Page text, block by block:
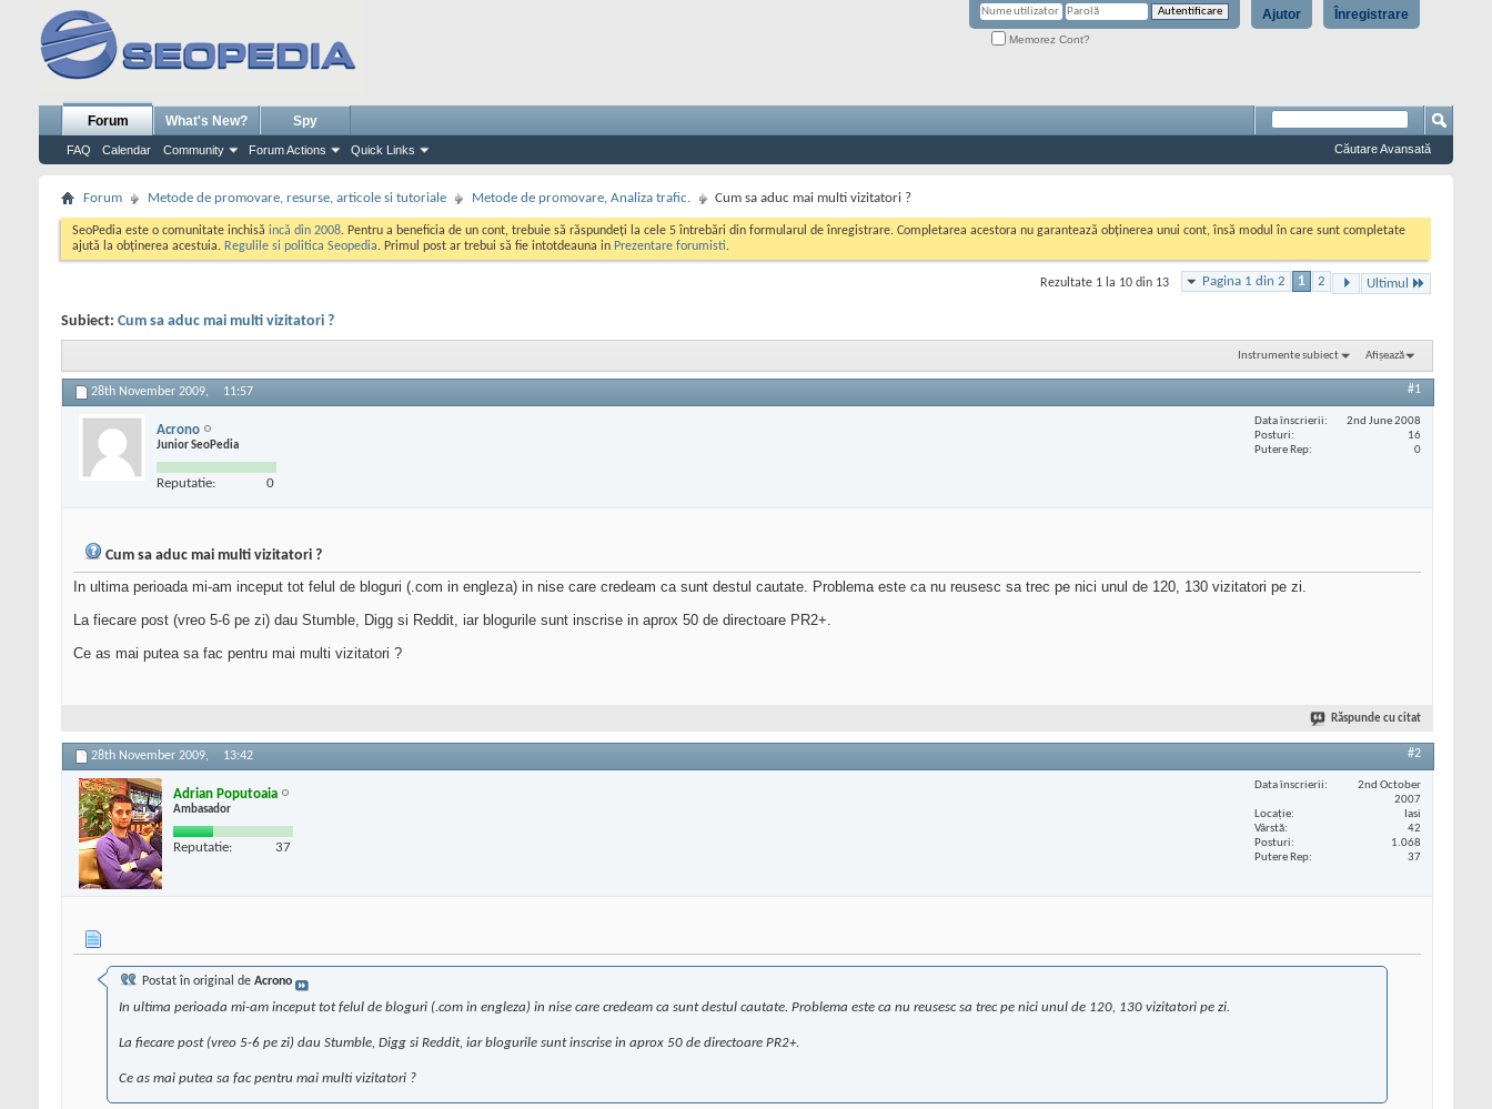
Înregistrare
Ajutor
Memorez Cont?
Forum
FAQ Calendar Community Forum Actions Quick Links
What's New? Spy
Căutare Avansată
Forum Metode de promovare, resurse, articole si tutoriale Metode de promovare, Analiza trafic. Cum sa aduc mai multi vizitatori ?
SeoPedia este o comunitate inchisă incă din 2008. Pentru a beneficia de un cont, trebuie să răspundeți la cele 5 întrebări din formularul de înregistrare. Completarea acestora nu garantează obținerea unui cont, însă modul în care sunt completate
ajută la obținerea acestuia. Regulile si politica Seopedia. Primul post ar trebui să fie intotdeauna in Prezentare forumisti.
Pagina 1 din 2 1 2 Ultimul
Rezultate 1 la 10 din 13
Subiect: Cum sa aduc mai multi vizitatori ?
Instrumente subiect Afișează
28th November 2009, 11:57 #1
Acrono
Junior SeoPedia
Reputatie: 0
Data înscrierii
2nd June 2008
Posturi
16
Putere Rep
0
Cum sa aduc mai multi vizitatori ?
In ultima perioada mi-am inceput tot felul de bloguri (.com in engleza) in nise care credeam ca sunt destul cautate. Problema este ca nu reusesc sa trec pe nici unul de 120, 130 vizitatori pe zi.
La fiecare post (vreo 5-6 pe zi) dau Stumble, Digg si Reddit, iar blogurile sunt inscrise in aprox 50 de directoare PR2+.
Ce as mai putea sa fac pentru mai multi vizitatori ?
Răspunde cu citat
28th November 2009, 13:42 #2
Adrian Poputoaia
Ambasador
Reputatie: 37
Data înscrierii
2nd October
2007
Locaţie
Iasi
Vârstă
42
Posturi
1.068
Putere Rep
37
Postat în original de Acrono
In ultima perioada mi-am inceput tot felul de bloguri (.com in engleza) in nise care credeam ca sunt destul cautate. Problema este ca nu reusesc sa trec pe nici unul de 120, 130 vizitatori pe zi.
La fiecare post (vreo 5-6 pe zi) dau Stumble, Digg si Reddit, iar blogurile sunt inscrise in aprox 50 de directoare PR2+.
Ce as mai putea sa fac pentru mai multi vizitatori ?